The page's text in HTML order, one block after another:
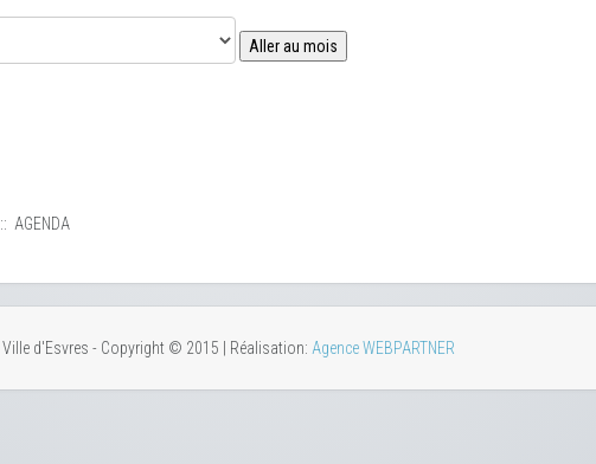
Aller au mois
:: AGENDA
Ville d'Esvres - Copyright © 2015 | Réalisation: Agence WEBPARTNER